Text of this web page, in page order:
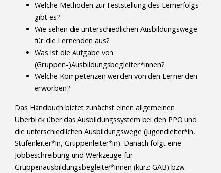
Welche Methoden zur Feststellung des Lernerfolgs
gibt es?
Wie sehen die unterschiedlichen Ausbildungswege
für die Lernenden aus?
Was ist die Aufgabe von
(Gruppen-)Ausbildungsbegleiter*innen?
Welche Kompetenzen werden von den Lernenden
erworben?
Das Handbuch bietet zunächst einen allgemeinen
Überblick über das Ausbildungssystem bei den PPÖ und
die unterschiedlichen Ausbildungswege (Jugendleiter*in,
Stufenleiter*in, Gruppenleiter*in). Danach folgt eine
Jobbeschreibung und Werkzeuge für
Gruppenausbildungsbegleiter*innen (kurz: GAB) bzw.